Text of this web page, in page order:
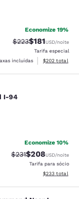
Economize 19%
Tarifa anterior
$223Tarifa com
$181USD/noite
Tarifa especial
incluídas
Exibir
$202 total
94
I-94
1032 avaliações
Economize 10%
Tarifa anterior
$231Tarifa com
$208USD/noite
Tarifa para sócio
Exibir
$233 total